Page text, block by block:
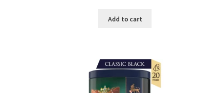
Add to cart